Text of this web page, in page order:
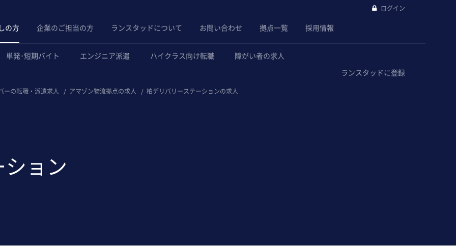
ログイン
の方 企業のご担当の方 ランスタッドについて お問い合わせ 拠点一覧 採用情報
単発･短期バイト エンジニア派遣 ハイクラス向け転職
障がい者の求人
ランスタッドに登録
ーの転職・派遣求人 / アマゾン物流拠点の求人 / 柏デリバリーステーションの求人
ョン